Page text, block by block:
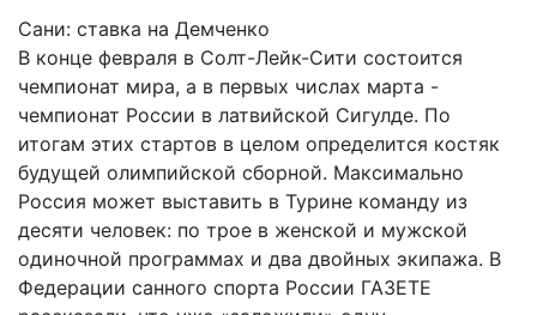
Сани: ставка на Демченко
В конце февраля в Солт-Лейк-Сити состоится
чемпионат мира, а в первых числах марта -
чемпионат России в латвийской Сигулде. По
итогам этих стартов в целом определится костяк
будущей олимпийской сборной. Максимально
Россия может выставить в Турине команду из
десяти человек: по трое в женской и мужской
одиночной программах и два двойных экипажа. В
Федерации санного спорта России ГАЗЕТЕ